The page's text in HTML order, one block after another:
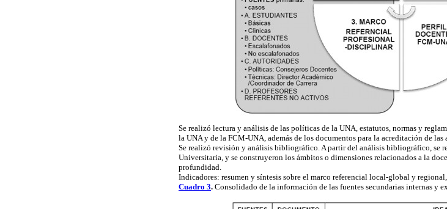
Se realizó lectura y análisis de las políticas de la UNA, estatutos, normas y
la UNA y de la FCM-UNA, además de los documentos para la acreditación de las
Se realizó revisión y análisis bibliográfico. A partir del análisis bibliográfico, se
Universitaria, y se construyeron los ámbitos o dimensiones relacionados a la
profundidad.
Indicadores: resumen y síntesis sobre el marco referencial local-global y
Cuadro 3. Consolidado de la información de las fuentes secundarias internas y